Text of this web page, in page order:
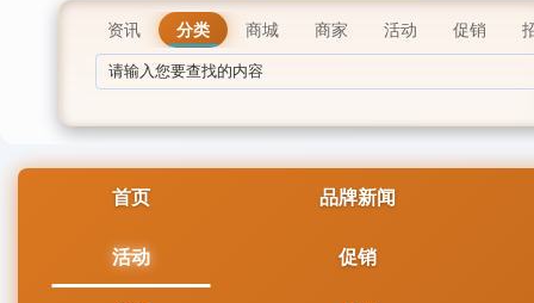
资讯 分类 商城 商家 活动 促销
首页 品牌新闻
活动 促销